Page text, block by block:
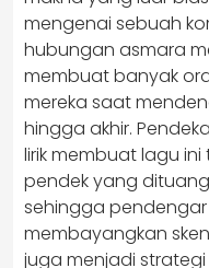
mengenai sebuah
hubungan asmara
membuat banyak
mereka saat
hingga akhir.
lirik membuat lagu
pendek yang
sehingga
membayangkan
juga menjadi